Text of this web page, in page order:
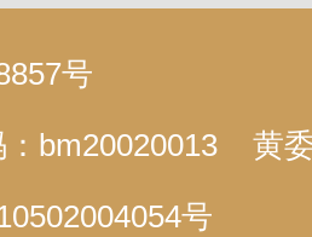
号
bm20020013
黄
号